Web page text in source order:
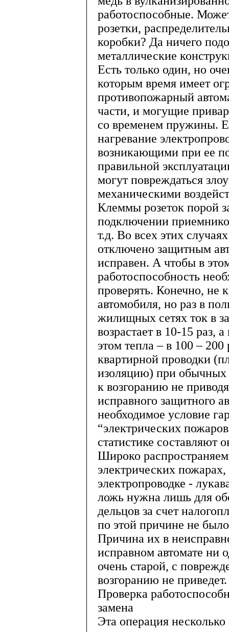
работоспособные.
розетки,
коробки? Да ничего
металлические
Есть только один, но
которым время имеет
противопожарный
части, и могущие
со временем пружины.
нагревание
возникающими при ее
правильной
могут повреждаться
механическими
Клеммы розеток порой
подключении
т.д. Во всех этих
отключено защитным
исправен. А чтобы в
работоспособность
проверять. Конечно, не
автомобиля, но раз в
жилищных сетях ток в
возрастает в 10-15 раз,
этом тепла – в 100 –
квартирной проводки
изоляцию) при обычных
к возгоранию не
исправного защитного
необходимое условие
“электрических
статистике составляют
Широко
электрических
электропроводке -
ложь нужна лишь для
дельцов за счет
по этой причине не
Причина их в
исправном автомате ни
очень старой, с
возгоранию не приведет.
Проверка
замена
Эта операция